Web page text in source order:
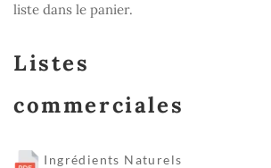
liste dans le panier.
Listes
commerciales
Ingrédients Naturels